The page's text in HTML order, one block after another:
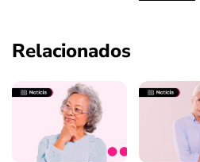
Relacionados